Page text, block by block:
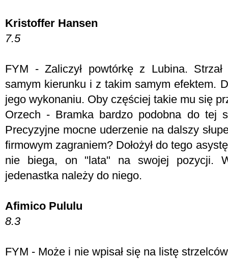
Kristoffer Hansen
7.5
FYM -Zaliczył powtórkę z Lubina.
samym kierunku i z takim samym efektem.
jego wykonaniu. Oby częściej takie mu się
Orzech - Bramka bardzo podobna do tej
Precyzyjne mocne uderzenie na dalszy
firmowym zagraniem? Dołożył do tego
nie biega, on "lata" na swojej pozycji.
jedenastka należy do niego.
Afimico Pululu
8.3
FYM - Może i nie wpisał się na listę